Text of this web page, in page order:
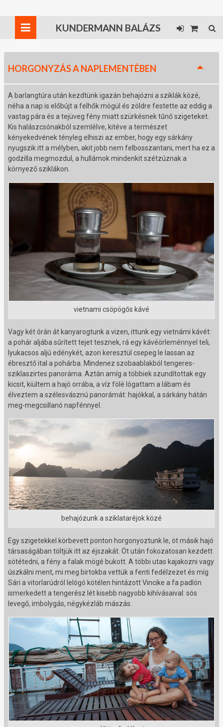
KUNDERMANN BALÁZS
HORGONYZÁS A NAPLEMENTÉBEN
A barlangtúra után kezdtünk igazán behajózni a sziklák közé,
néha a nap is előbújt a felhők mögül és zöldre festette az eddig a
vastag pára és a tejüveg fény miatt szürkésnek tűnő szigeteket.
Kis halászcsónakból szemlélve, kitéve a természet
kényekedvének tényleg elhiszi az ember, hogy egy sárkány
nyugszik itt a mélyben, akit jobb nem felbosszantani, mert ha ez a
godzilla megmozdul, a hullámok mindenkit szétzúznak a
környező sziklákon.
vietnami csöpögős kávé
Vagy két órán át kanyarogtunk a vizen, ittunk egy vietnámi kávét:
a pohár aljába sűrített tejet tesznek, rá egy kávéörleménnyel teli,
lyukacsos aljú edénykét, azon keresztül csepeg le lassan az
ébresztő ital a pohárba. Mindenez szobaablakból tengeres-
sziklaszirtes panoráma. Aztán amíg a többiek szundítottak egy
kicsit, kiültem a hajó orrába, a víz fölé lógattam a lábam és
élveztem a szélesvásznú panorámát: hajókkal, a sárkány hátán
meg-megcsillanó napfénnyel.
behajózunk a sziklataréjok közé
Egy szigetekkel körbevett ponton horgonyoztunk le, öt másik hajó
társaságában töltjük itt az éjszakát. Öt után fokozatosan kezdett
sötétedni, a fény a falak mögé bukott. A többi utas kajakozni vagy
úszkálni ment, mi meg birtokba vettük a fenti fedélzezet és míg
Sári a vitorlarúdról lelógó kötélen hintázott Vincike a fa padlón
ismerkedett a tengerész lét kisebb nagyobb kihívásaival: sós
levegő, imbolygás, négykézláb mászás.